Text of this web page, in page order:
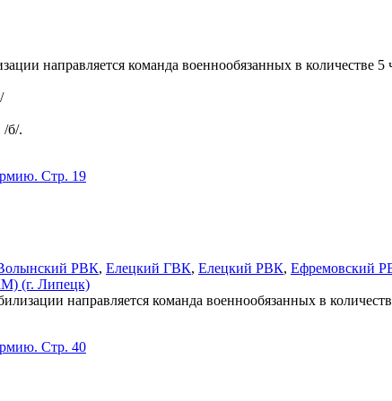
направляется команда военнообязанных в количестве 5
/б/.
Стр. 19
РВК, Елецкий ГВК, Елецкий РВК, Ефремовский
(г. Липецк)
направляется команда военнообязанных в
Стр. 40